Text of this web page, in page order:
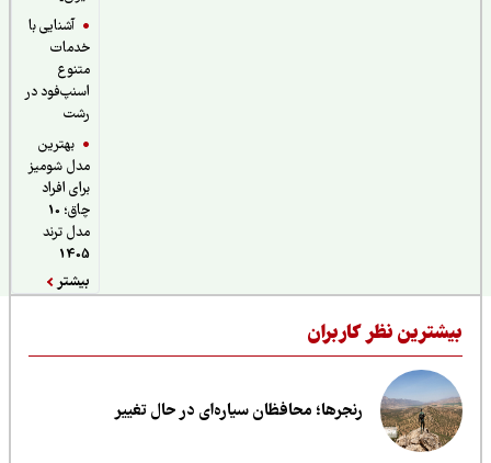
آشنایی با
خدمات
اسنپ‌فود در
بهترین
مدل شومیز
برای افراد
چاق؛ 10
مدل ترند
نظر کاربران
رنجرها؛ محافظان سیاره‌ای در حال تغییر